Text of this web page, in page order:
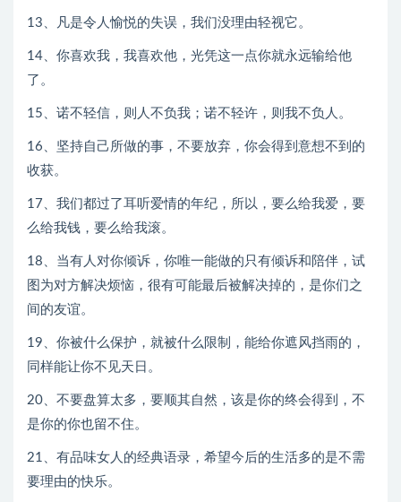
13、凡是令人愉悦的失误，我们没理由轻视它。
14、你喜欢我，我喜欢他，光凭这一点你就永远输给他
了。
15、诺不轻信，则人不负我；诺不轻许，则我不负人。
16、坚持自己所做的事，不要放弃，你会得到意想不到的
收获。
17、我们都过了耳听爱情的年纪，所以，要么给我爱，要
么给我钱，要么给我滚。
18、当有人对你倾诉，你唯一能做的只有倾诉和陪伴，试
图为对方解决烦恼，很有可能最后被解决掉的，是你们之
间的友谊。
19、你被什么保护，就被什么限制，能给你遮风挡雨的，
同样能让你不见天日。
20、不要盘算太多，要顺其自然，该是你的终会得到，不
是你的你也留不住。
21、有品味女人的经典语录，希望今后的生活多的是不需
要理由的快乐。